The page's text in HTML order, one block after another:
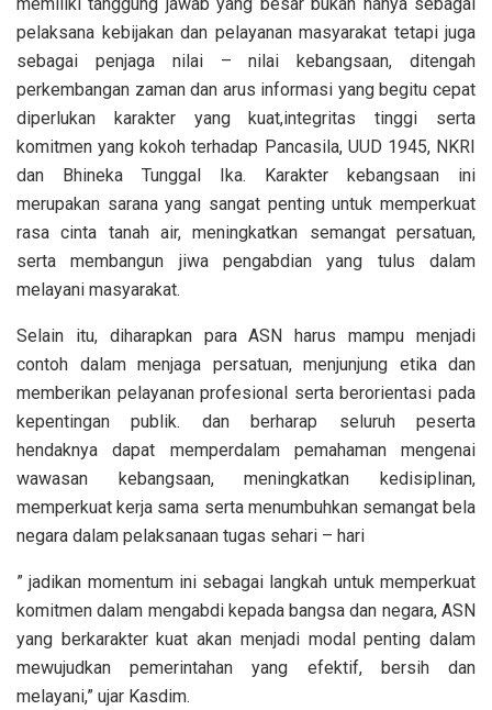
pelaksana kebijakan dan pelayanan masyarakat tetapi juga
sebagai penjaga nilai – nilai kebangsaan, ditengah
perkembangan zaman dan arus informasi yang begitu cepat
diperlukan karakter yang kuat,integritas tinggi serta
komitmen yang kokoh terhadap Pancasila, UUD 1945, NKRI
dan Bhineka Tunggal Ika. Karakter kebangsaan ini
merupakan sarana yang sangat penting untuk memperkuat
rasa cinta tanah air, meningkatkan semangat persatuan,
serta membangun jiwa pengabdian yang tulus dalam
melayani masyarakat.
Selain itu, diharapkan para ASN harus mampu menjadi
contoh dalam menjaga persatuan, menjunjung etika dan
memberikan pelayanan profesional serta berorientasi pada
kepentingan publik. dan berharap seluruh peserta
hendaknya dapat memperdalam pemahaman mengenai
wawasan kebangsaan, meningkatkan kedisiplinan,
memperkuat kerja sama serta menumbuhkan semangat bela
negara dalam pelaksanaan tugas sehari – hari
” jadikan momentum ini sebagai langkah untuk memperkuat
komitmen dalam mengabdi kepada bangsa dan negara, ASN
yang berkarakter kuat akan menjadi modal penting dalam
mewujudkan pemerintahan yang efektif, bersih dan
melayani,” ujar Kasdim.